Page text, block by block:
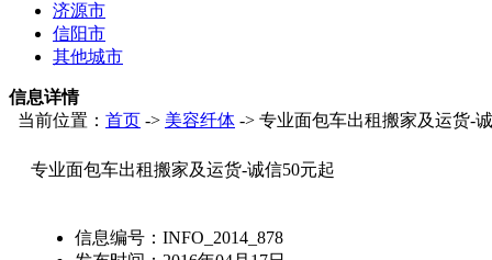
济源市
信阳市
其他城市
信息详情
当前位置： 首页 -> 美容纤体 -> 专业面包车出租搬家及运货-
专业面包车出租搬家及运货-诚信50元起
信息编号： INFO_2014_878